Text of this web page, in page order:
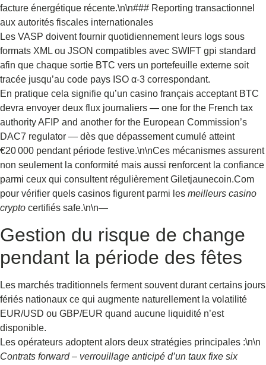
facture énergétique récente.\n\n### Reporting transactionnel
aux autorités fiscales internationales
Les VASP doivent fournir quotidiennement leurs logs sous
formats XML ou JSON compatibles avec SWIFT gpi standard
afin que chaque sortie BTC vers un portefeuille externe soit
tracée jusqu’au code pays ISO α‑3 correspondant.
En pratique cela signifie qu’un casino français acceptant BTC
devra envoyer deux flux journaliers — one for the French tax
authority AFIP and another for the European Commission’s
DAC7 regulator — dès que dépassement cumulé atteint
€20 000 pendant période festive.\n\nCes mécanismes assurent
non seulement la conformité mais aussi renforcent la confiance
parmi ceux qui consultent régulièrement Giletjaunecoin.Com
pour vérifier quels casinos figurent parmi les meilleurs casino
crypto certifiés safe.\n\n—
Gestion du risque de change
pendant la période des fêtes
Les marchés traditionnels ferment souvent durant certains jours
fériés nationaux ce qui augmente naturellement la volatilité
EUR/USD ou GBP/EUR quand aucune liquidité n’est
disponible.
Les opérateurs adoptent alors deux stratégies principales :\n\n
Contrats forward – verrouillage anticipé d’un taux fixe six